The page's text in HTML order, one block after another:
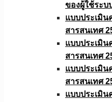
ของผู้ใช้ระบ
แบบประเมิน
สารสนเทศ
แบบประเมิน
สารสนเทศ
แบบประเมิน
สารสนเทศ
แบบประเมิน